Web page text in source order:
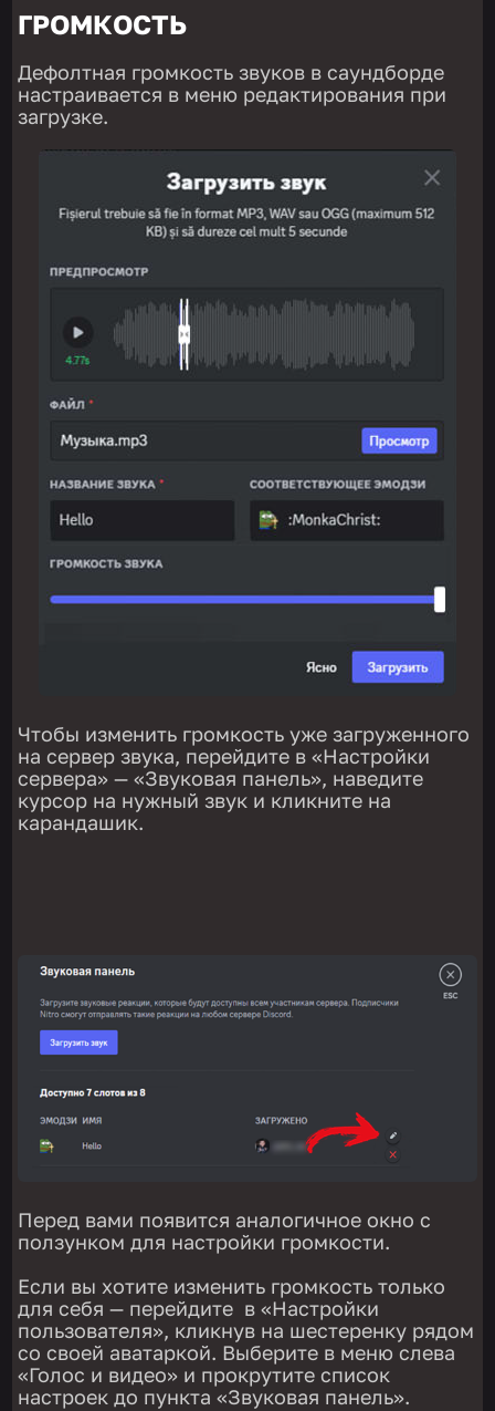
ГРОМКОСТЬ
Дефолтная громкость звуков в саундборде
настраивается в меню редактирования при
загрузке.
Чтобы изменить громкость уже загруженного
на сервер звука, перейдите в «Настройки
сервера» — «Звуковая панель», наведите
курсор на нужный звук и кликните на
карандашик.
Перед вами появится аналогичное окно с
ползунком для настройки громкости.
Если вы хотите изменить громкость только
для себя — перейдите в «Настройки
пользователя», кликнув на шестеренку рядом
со своей аватаркой. Выберите в меню слева
«Голос и видео» и прокрутите список
настроек до пункта «Звуковая панель».